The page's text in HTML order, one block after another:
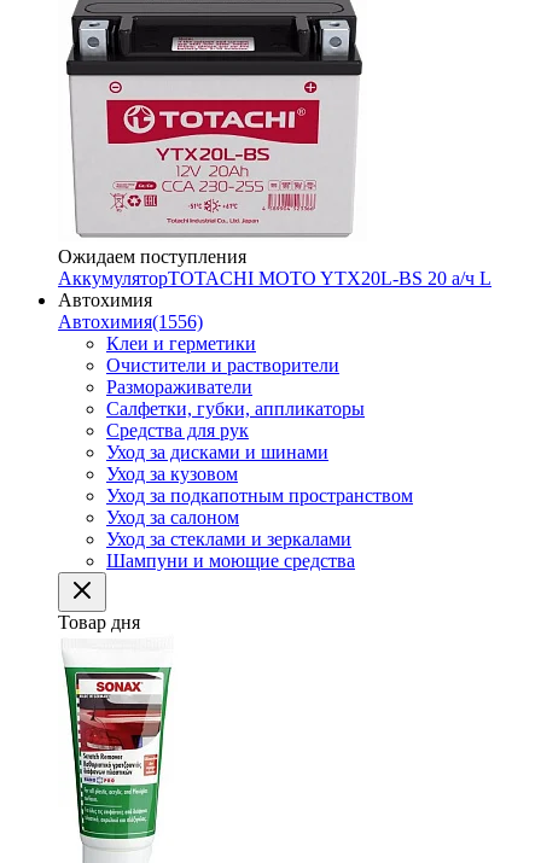
Ожидаем поступления
АккумуляторTOTACHI MOTO YTX20L-BS 20 а/ч L
Автохимия
Автохимия(1556)
Клеи и герметики
Очистители и растворители
Размораживатели
Салфетки, губки, аппликаторы
Средства для рук
Уход за дисками и шинами
Уход за кузовом
Уход за подкапотным пространством
Уход за салоном
Уход за стеклами и зеркалами
Шампуни и моющие средства
Товар дня